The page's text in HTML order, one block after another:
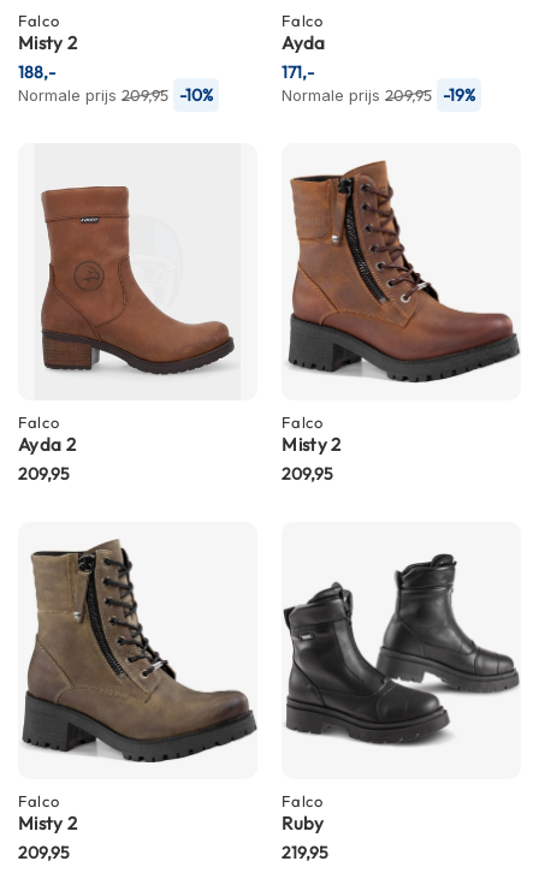
a
r
b
o
m
E
n
d
u
o
h
e
l
n
H
e
l
e
m
z
o
n
Falco
Misty 2
Normale prijs 209,95 -10%
188,-
Falco
Ayda
Normale prijs 209,95 -19%
171,-
Falco
Ayda 2
209,95
Falco
Misty 2
209,95
Falco
Misty 2
209,95
Falco
Ruby
219,95